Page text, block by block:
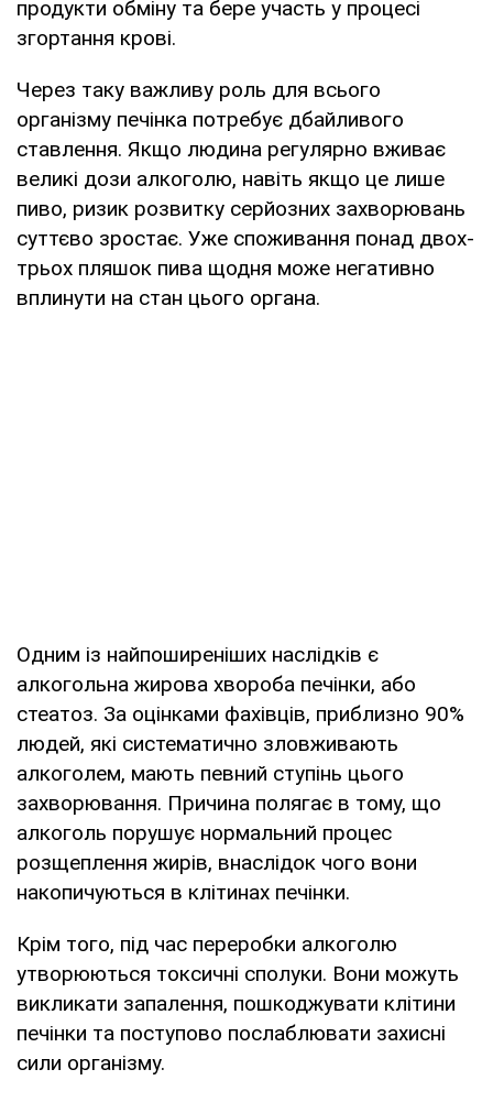
продукти обміну та бере участь у процесі
згортання крові.
Через таку важливу роль для всього
організму печінка потребує дбайливого
ставлення. Якщо людина регулярно вживає
великі дози алкоголю, навіть якщо це лише
пиво, ризик розвитку серйозних захворювань
суттєво зростає. Уже споживання понад двох-
трьох пляшок пива щодня може негативно
вплинути на стан цього органа.
Одним із найпоширеніших наслідків є
алкогольна жирова хвороба печінки, або
стеатоз. За оцінками фахівців, приблизно 90%
людей, які систематично зловживають
алкоголем, мають певний ступінь цього
захворювання. Причина полягає в тому, що
алкоголь порушує нормальний процес
розщеплення жирів, внаслідок чого вони
накопичуються в клітинах печінки.
Крім того, під час переробки алкоголю
утворюються токсичні сполуки. Вони можуть
викликати запалення, пошкоджувати клітини
печінки та поступово послаблювати захисні
сили організму.